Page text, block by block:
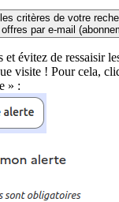
critères de votre
offres par e-mail
et évitez de ressaisir
visite ! Pour cela,
» :